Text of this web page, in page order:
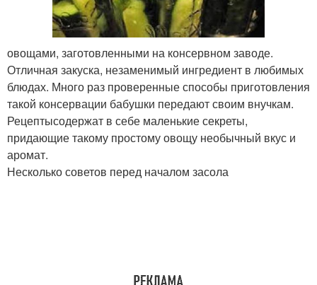
овощами, заготовленными на консервном заводе.
Отличная закуска, незаменимый ингредиент в любимых
блюдах. Много раз проверенные способы приготовления
такой консервации бабушки передают своим внучкам.
Рецептысодержат в себе маленькие секреты,
придающие такому простому овощу необычный вкус и
аромат.
Несколько советов перед началом засола